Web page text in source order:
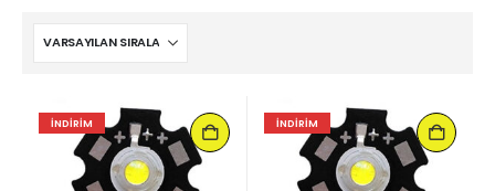
İNDIRIM İNDIRIM